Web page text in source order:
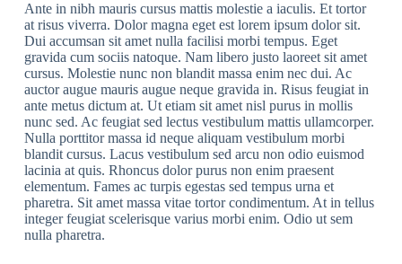
Ante in nibh mauris cursus mattis molestie a iaculis. Et tortor
at risus viverra. Dolor magna eget est lorem ipsum dolor sit.
Dui accumsan sit amet nulla facilisi morbi tempus. Eget
gravida cum sociis natoque. Nam libero justo laoreet sit amet
cursus. Molestie nunc non blandit massa enim nec dui. Ac
auctor augue mauris augue neque gravida in. Risus feugiat in
ante metus dictum at. Ut etiam sit amet nisl purus in mollis
nunc sed. Ac feugiat sed lectus vestibulum mattis ullamcorper.
Nulla porttitor massa id neque aliquam vestibulum morbi
blandit cursus. Lacus vestibulum sed arcu non odio euismod
lacinia at quis. Rhoncus dolor purus non enim praesent
elementum. Fames ac turpis egestas sed tempus urna et
pharetra. Sit amet massa vitae tortor condimentum. At in tellus
integer feugiat scelerisque varius morbi enim. Odio ut sem
nulla pharetra.